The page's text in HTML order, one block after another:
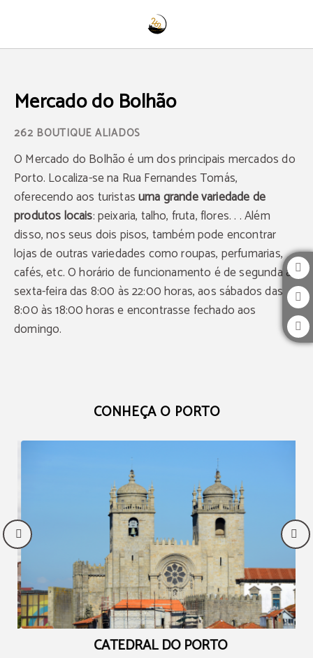
Mercado do Bolhão
O Mercado do Bolhão é um dos principais mercados do
Porto. Localiza-se na Rua Fernandes Tomás,
oferecendo aos turistasuma grande variedade de
produtos locais: peixaria, talho, fruta, flores. . . Além
disso, nos seus dois pisos, também pode encontrar
lojas de outras variedades como roupas, perfumarias,
cafés, etc. O horário de funcionamento é de segunda a
sexta-feira das 8:00 às 22:00 horas, aos sábados das
8:00 às 18:00 horas e encontrasse fechado aos
domingo.
CONHEÇA O PORTO
CATEDRAL DO PORTO